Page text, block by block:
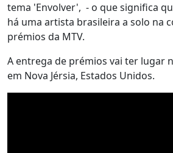
tema 'Envolver', - o que significa
há uma artista brasileira a solo na
prémios da MTV.
A entrega de prémios vai ter lugar
em Nova Jérsia, Estados Unidos.